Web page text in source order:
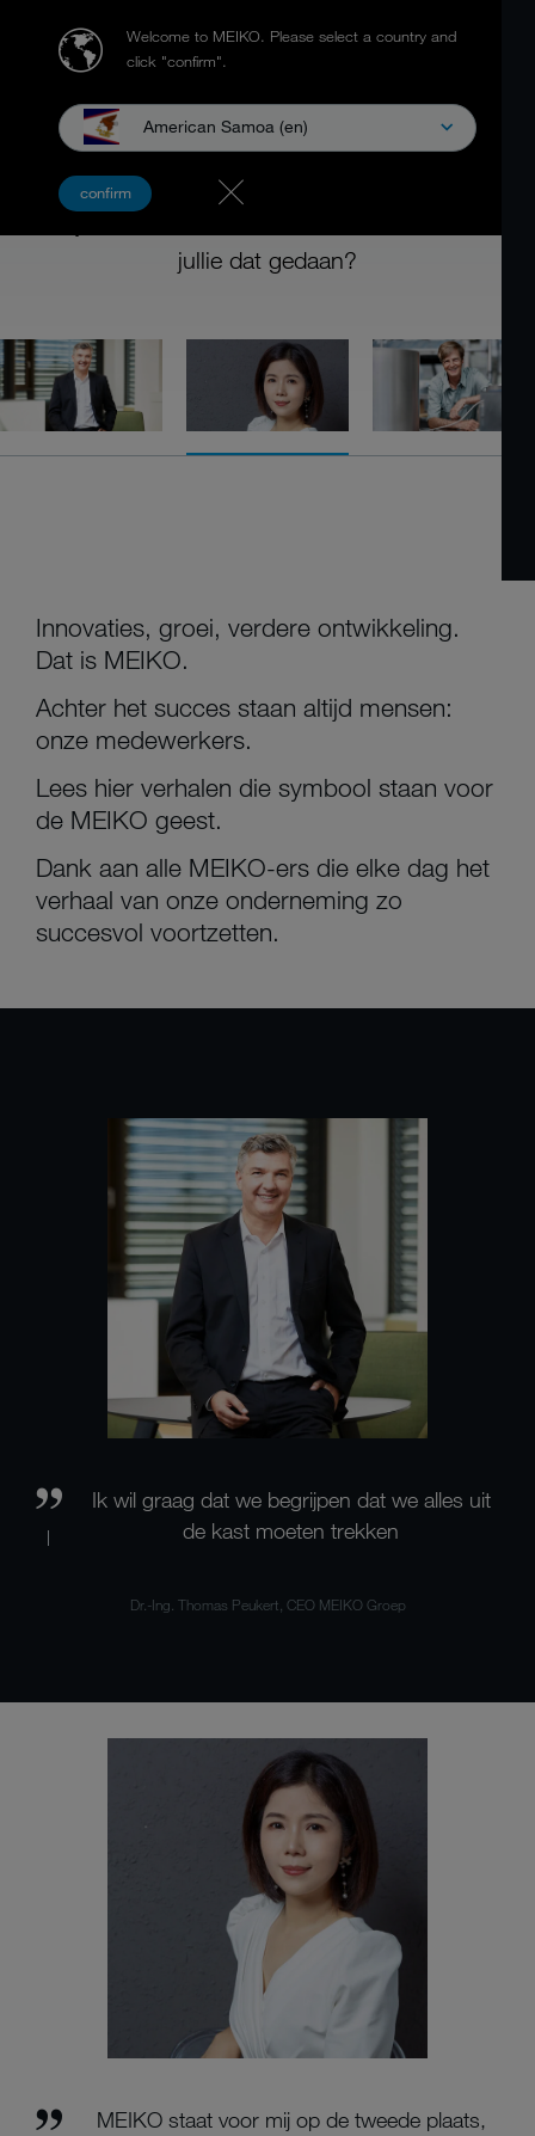
Welcome to MEIKO. Please select a country and
click "confirm".
American Samoa (en)
confirm 98 JAAR MEIKO
jullie dat gedaan?
Innovaties, groei, verdere ontwikkeling.
Dat is MEIKO.
Achter het succes staan altijd mensen:
onze medewerkers.
Lees hier verhalen die symbool staan voor
de MEIKO geest.
Dank aan alle MEIKO-ers die elke dag het
verhaal van onze onderneming zo
succesvol voortzetten.
Ik wil graag dat we begrijpen dat we alles uit
de kast moeten trekken
Dr.-Ing. Thomas Peukert, CEO MEIKO Groep
MEIKO staat voor mij op de tweede plaats,